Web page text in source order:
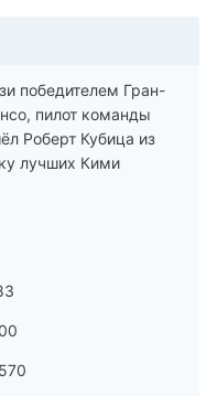
победителем Гран-
пилот команды
Роберт Кубица из
лучших Кими